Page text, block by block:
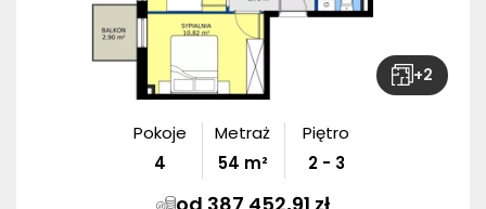
+2
Pokoje
4
Metraż
54 m²
Piętro
2 - 3